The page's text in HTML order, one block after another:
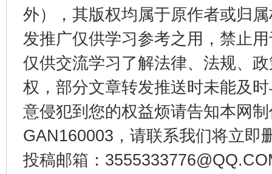
外），其版权均属于原作者或归
发推广仅供学习参考之用，禁止
仅供交流学习了解法律、法规、
权，部分文章转发推送时未能及
意侵犯到您的权益烦请告知本网
GAN160003，请联系我们将立即
投稿邮箱：